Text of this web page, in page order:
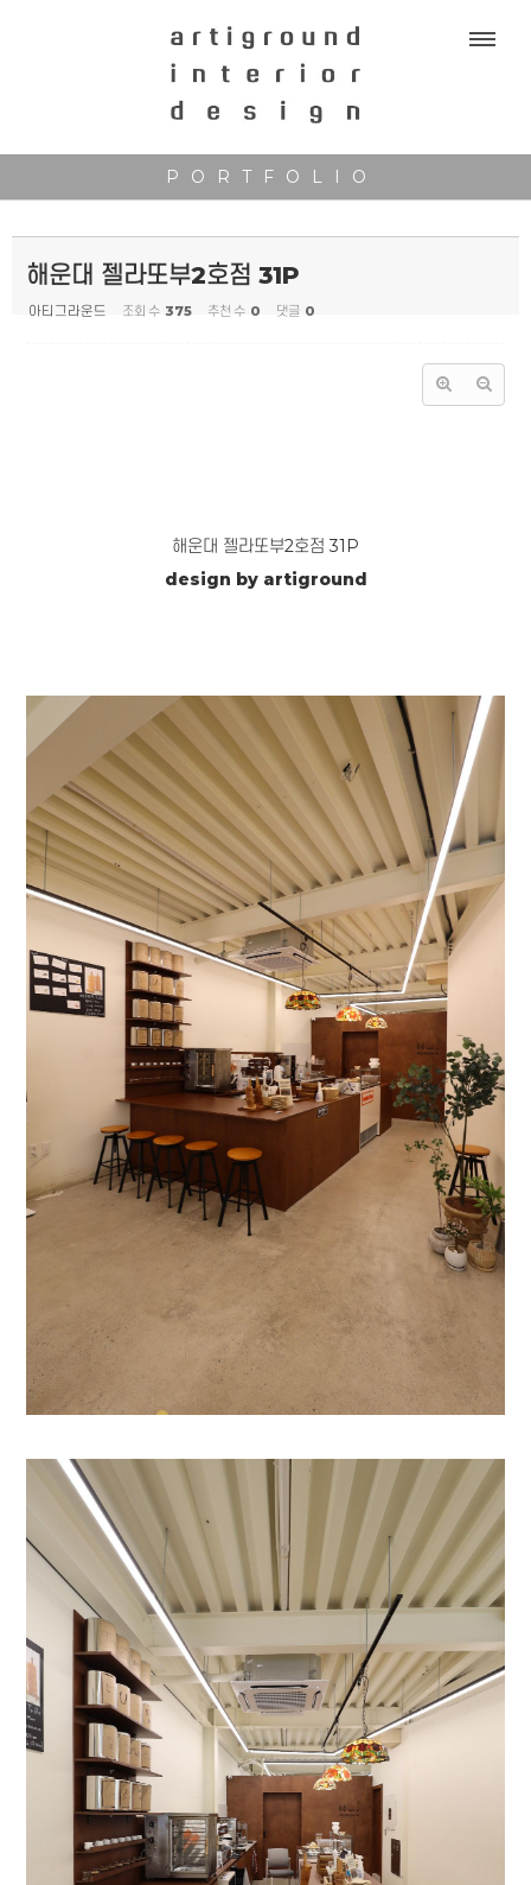
PORTFOLIO
해운대 젤라또부2호점 31P
아티그라운드 조회 수 375 추천 수 0 댓글 0
해운대 젤라또부2호점 31P
design by artiground